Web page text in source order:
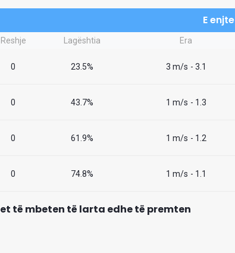
E enjte
Reshje Lagështia Era
0 23.5% 3 m/s - 3.1
0 43.7% 1 m/s - 1.3
0 61.9% 1 m/s - 1.2
0 74.8% 1 m/s - 1.1
të mbeten të larta edhe të premten